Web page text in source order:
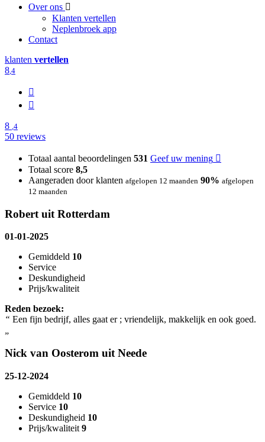
Over ons
Klanten vertellen
Neplenbroek app
Contact
klanten vertellen
8,4
8 ,4
50 reviews
Totaal aantal beoordelingen 531 Geef uw mening
Totaal score 8,5
Aangeraden door klanten afgelopen 12 maanden 90% afgelopen
12 maanden
Robert uit Rotterdam
01-01-2025
Gemiddeld 10
Service
Deskundigheid
Prijs/kwaliteit
Reden bezoek:
“ Een fijn bedrijf, alles gaat er ; vriendelijk, makkelijk en ook goed.
„
Nick van Oosterom uit Neede
25-12-2024
Gemiddeld 10
Service 10
Deskundigheid 10
Prijs/kwaliteit 9